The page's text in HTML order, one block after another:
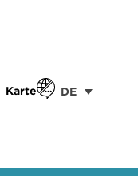
Karte DE